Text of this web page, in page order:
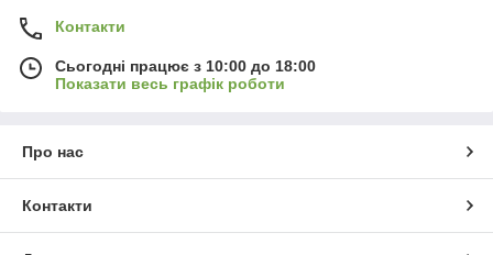
Контакти
Сьогодні працює з 10:00 до 18:00
Показати весь графік роботи
Про нас
Контакти